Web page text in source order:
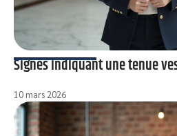
Signes indiquant une tenue
10 mars 2026